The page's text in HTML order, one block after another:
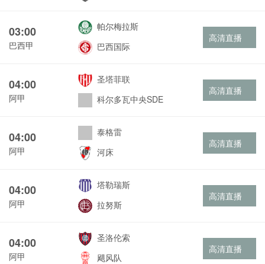
03:00
巴西甲
帕尔梅拉斯
巴西国际
高清直播
04:00
阿甲
圣塔菲联
科尔多瓦中央SDE
高清直播
04:00
阿甲
泰格雷
河床
高清直播
04:00
阿甲
塔勒瑞斯
拉努斯
高清直播
04:00
阿甲
圣洛伦索
飓风队
高清直播